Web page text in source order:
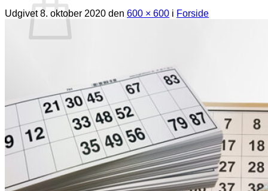
Udgivet8. oktober 2020 den 600 × 600 i Forside